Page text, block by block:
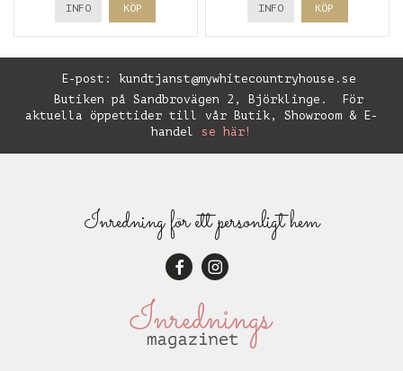
INFO KÖP INFO KÖP
E-post: kundtjanst@mywhitecountryhouse.se
Butiken på Sandbrovägen 2, Björklinge. För
aktuella öppettider till vår Butik, Showroom & E-
handel se här!
Inredning för ett personligt hem